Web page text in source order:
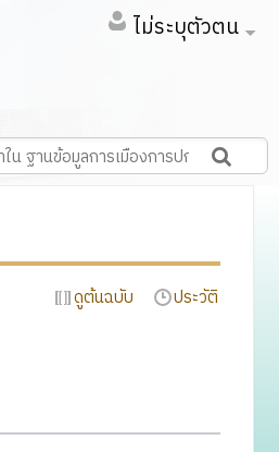
ไม่ระบุตัวตน
ดูต้นฉบับ ประวัติ